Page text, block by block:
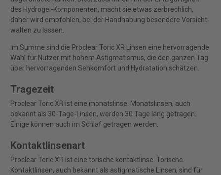
des Hydrogel-Komponenten, macht sie etwas zerbrechlich,
daher wird empfohlen, bei der Handhabung besondere Vorsicht
walten zu lassen.
Im Summe sind die Proclear Toric XR Linsen eine hervorragende
Wahl für Nutzer mit hohem Astigmatismus, die den ganzen Tag
über hervorragenden Sehkomfort und Hydratation schätzen.
Tragezeit
Proclear Toric XR ist eine monatslinse. Monatslinsen, auch
bekannt als 30-Tage-Linsen, werden 30 Tage lang getragen.
Einige können auch im Schlaf getragen werden.
Kontaktlinsenart
Proclear Toric XR ist eine torische kontaktlinse. Torische
Kontaktlinsen, auch bekannt als astigmatische Linsen, sind für